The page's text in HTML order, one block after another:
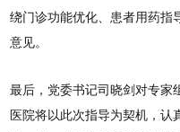
绕门诊功能优化、患者用药指
意见。
最后，党委书记司晓剑对专家
医院将以此次指导为契机，认